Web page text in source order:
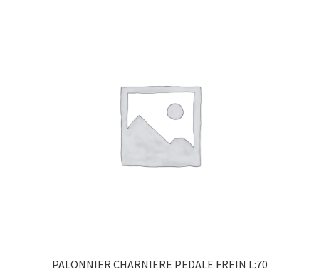
PALONNIER CHARNIERE PEDALE FREIN L:70